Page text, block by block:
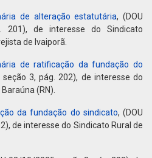
de alteração estatutária, (DOU
201), de interesse do Sindicato
de Ivaiporã.
de ratificação da fundação do
3, pág. 202), de interesse do
(RN).
da fundação do sindicato, (DOU
de interesse do Sindicato Rural de